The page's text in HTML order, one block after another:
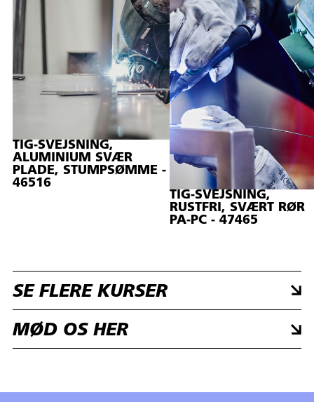
TIG-SVEJSNING,
ALUMINIUM SVÆR
PLADE, STUMPSØMME -
46516
TIG-SVEJSNING,
RUSTFRI, SVÆRT RØR
PA-PC - 47465
SE FLERE KURSER
MØD OS HER